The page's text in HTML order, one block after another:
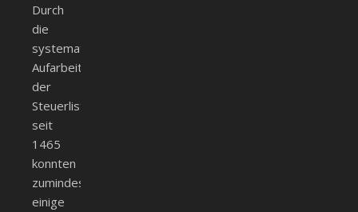
Durch
die
systematische
Aufarbeitung
der
Steuerlisten
seit
1465
konnten
zumindest
einige